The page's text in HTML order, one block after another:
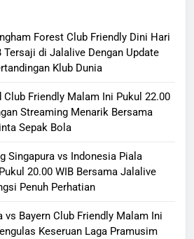
Forest Club Friendly Dini Hari
Tersaji di Jalalive Dengan Update
Klub Dunia
Club Friendly Malam Ini Pukul 22.00
Streaming Menarik Bersama
Sepak Bola
Singapura vs Indonesia Piala
20.00 WIB Bersama Jalalive
Penuh Perhatian
Bayern Club Friendly Malam Ini
Keseruan Laga Pramusim